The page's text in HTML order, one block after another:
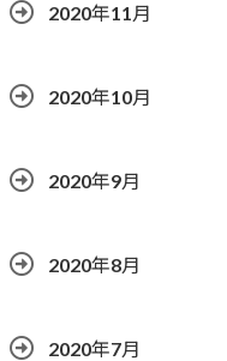
2020年11月
2020年10月
2020年9月
2020年8月
2020年7月